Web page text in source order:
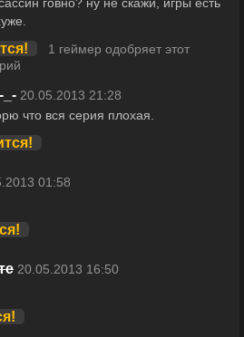
говно? ну не скажи, игры есть
1 геймер одобряет этот
_- 20.05.2013 21:28
что вся серия плохая.
01:58
20.05.2013 16:50